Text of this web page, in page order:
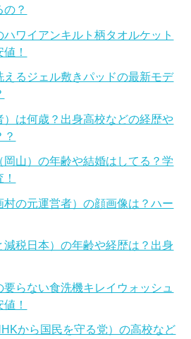
？
ハワイアンキルト柄タオルケット
！
えるジェル敷きパッドの最新モデ
）は何歳？出身高校などの経歴や
岡山）の年齢や結婚はしてる？学
村の元運営者）の顔画像は？ハー
減税日本）の年齢や経歴は？出身
要らない食洗機キレイウォッシュ
！
から国民を守る党）の高校など